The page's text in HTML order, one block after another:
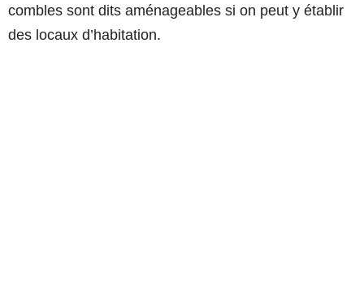
combles sont dits aménageables si on peut y établir
des locaux d’habitation.